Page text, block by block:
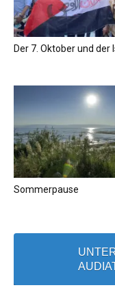
Der 7. Oktober und der
Sommerpause